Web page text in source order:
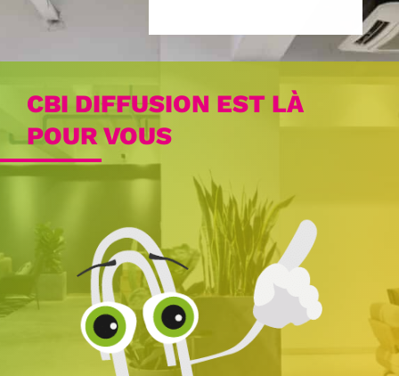
CBI DIFFUSION EST LÀ
POUR VOUS